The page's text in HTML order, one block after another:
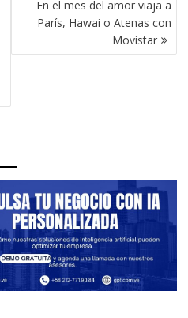
En el mes del amor viaja a
París, Hawai o Atenas con
Movistar